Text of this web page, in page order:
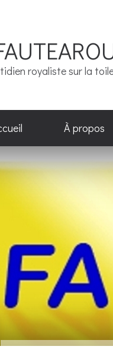
royaliste sur la
À propos